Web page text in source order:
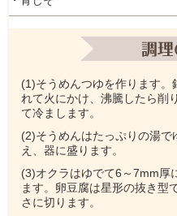
(1)そうめんつゆを作ります。
れて火にかけ、沸騰したら削
て冷まします。
(2)そうめんはたっぷりの湯
え、器に盛ります。
(3)オクラはゆでて6～7mm厚
ます。卵豆腐は星形の抜き型
さに切ります。